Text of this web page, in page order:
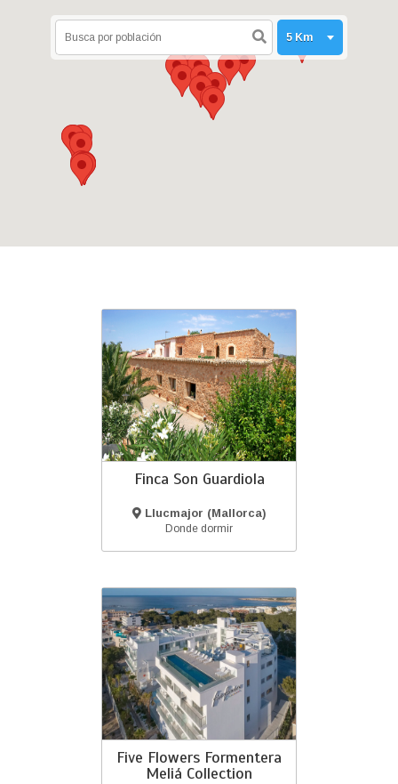
Finca Son Guardiola
Llucmajor (Mallorca)
Donde dormir
Five Flowers Formentera
Meliá Collection